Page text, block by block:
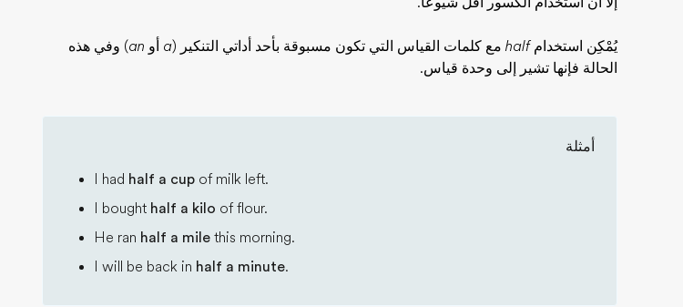
يُمْكِن استخدامhalf مع كلمات القياس التي تكون مسبوقة بأحد أداتي التنكير (a أو an) وفي هذه
الحالة فإنها تشير إلى وحدة قياس.
أمثلة
I had half a cup of milk left.
I bought half a kilo of flour.
He ran half a mile this morning.
I will be back in half a minute.